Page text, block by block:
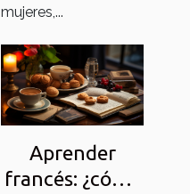
mujeres,...
Aprender
francés: ¿cómo